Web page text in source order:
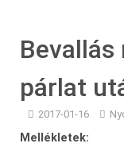
párlat
2017-01-16
Mellékletek: